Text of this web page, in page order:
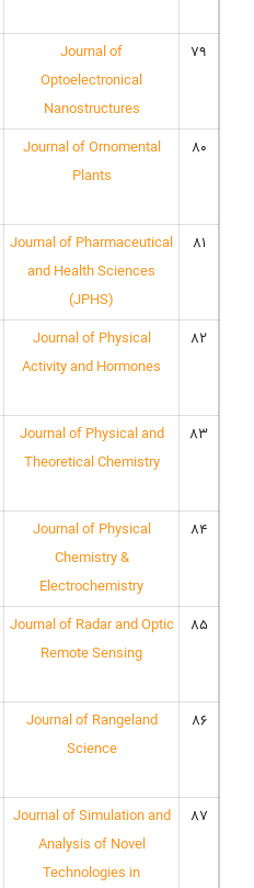
79
Journal of
Optoelectronical
Nanostructures
80
Journal of Ornomental
Plants
81
Journal of Pharmaceutical
and Health Sciences
(JPHS)
82
Journal of Physical
Activity and Hormones
83
Journal of Physical and
Theoretical Chemistry
84
Journal of Physical
Chemistry &
Electrochemistry
85
Journal of Radar and Optic
Remote Sensing
86
Journal of Rangeland
Science
87
Journal of Simulation and
Analysis of Novel
Technologies in